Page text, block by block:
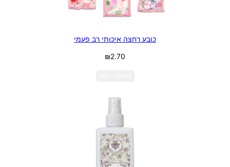
כובע רחצה איכותי רב פעמי
₪2.70